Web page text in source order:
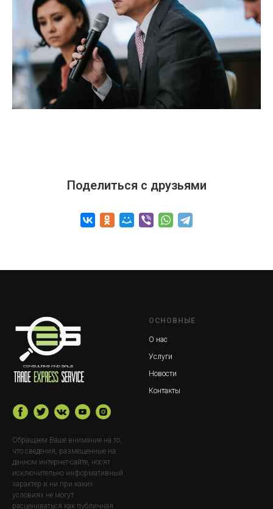
Поделиться с друзьями
Обращаем Ваше внимание на то,
что сведения, размещенные на
данном интернет-сайте, носят
исключительно информативный
характер и ни при каких
условиях не могут
расцениваться как публичная
ОСНОВНЫЕ
О нас
Услуги
Новости
Контакты